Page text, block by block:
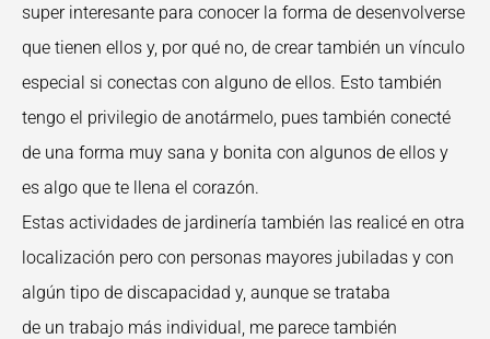
super interesante para conocer la forma de desenvolverse
que tienen ellos y, por qué no, de crear también un vínculo
especial si conectas con alguno de ellos. Esto también
tengo el privilegio de anotármelo, pues también conecté
de una forma muy sana y bonita con algunos de ellos y
es algo que te llena el corazón.
Estas actividades de jardinería también las realicé en otra
localización pero con personas mayores jubiladas y con
algún tipo de discapacidad y, aunque se trataba
de un trabajo más individual, me parece también